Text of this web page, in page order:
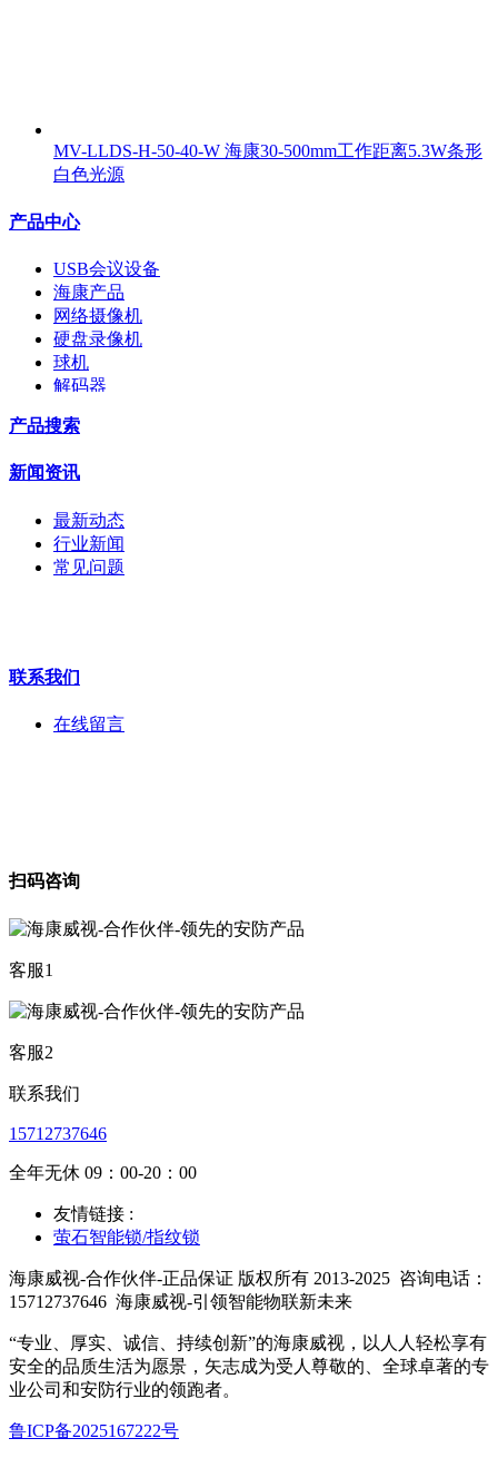
MV-LLDS-H-50-40-W 海康30-500mm工作距离5.3W条形
白色光源
产品中心
USB会议设备
海康产品
网络摄像机
硬盘录像机
球机
解码器
配件
拼接屏
安检门
工程宝
海康机器人
产品搜索
新闻资讯
最新动态
行业新闻
常见问题
联系我们
在线留言
扫码咨询
客服1
客服2
联系我们
15712737646
全年无休 09：00-20：00
友情链接 :
萤石智能锁/指纹锁
海康威视-合作伙伴-正品保证 版权所有 2013-2025 咨询电话：
15712737646 海康威视-引领智能物联新未来
“专业、厚实、诚信、持续创新”的海康威视，以人人轻松享有
安全的品质生活为愿景，矢志成为受人尊敬的、全球卓著的专
业公司和安防行业的领跑者。
鲁ICP备2025167222号